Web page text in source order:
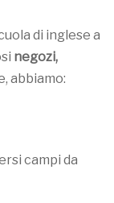
di inglese a
negozi,
abbiamo:
campi da